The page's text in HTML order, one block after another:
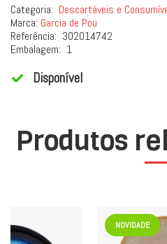
Categoria: Descartáveis e
Marca: Garcia de Pou
Referência: 302014742
Embalagem: 1
Disponível
Produtos
NOVIDADE